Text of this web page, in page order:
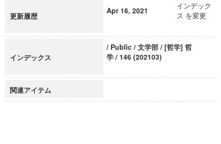
更新履歴
Apr 16, 2021
インデック
ス を変更
インデックス
/ Public / 文学部 / [哲学] 哲
学 / 146 (202103)
関連アイテム